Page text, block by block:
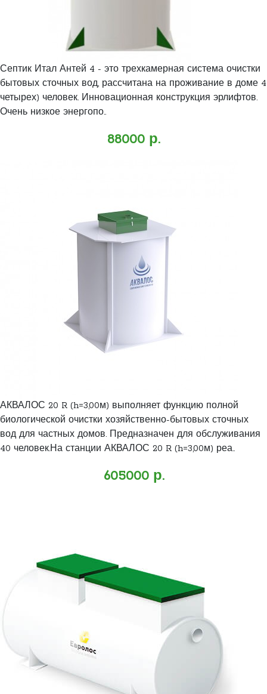
Септик Итал Антей 4 - это трехкамерная система очистки
бытовых сточных вод, рассчитана на проживание в доме 4
четырех) человек. Инновационная конструкция эрлифтов.
Очень низкое энергопо..
88000 р.
АКВАЛОС 20 R (h=3,00м) выполняет функцию полной
биологической очистки хозяйственно-бытовых сточных
вод для частных домов. Предназначен для обслуживания
40 человек.На станции АКВАЛОС 20 R (h=3,00м) реа..
605000 р.